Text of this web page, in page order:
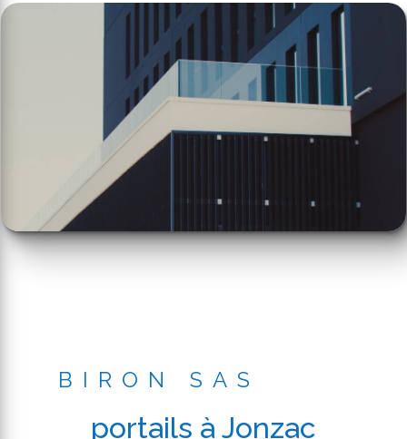
BIRON SAS
portails à Jonzac